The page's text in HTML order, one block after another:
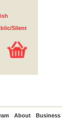
Silent
About Business
PayPal